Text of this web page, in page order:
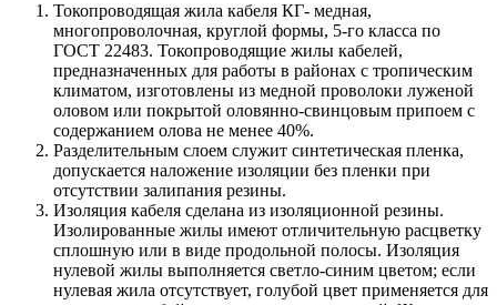
Токопроводящая жила кабеля КГ- медная,
многопроволочная, круглой формы, 5-го класса по
ГОСТ 22483. Токопроводящие жилы кабелей,
предназначенных для работы в районах с тропическим
климатом, изготовлены из медной проволоки луженой
оловом или покрытой оловянно-свинцовым припоем с
содержанием олова не менее 40%.
Разделительным слоем служит синтетическая пленка,
допускается наложение изоляции без пленки при
отсутствии залипания резины.
Изоляция кабеля сделана из изоляционной резины.
Изолированные жилы имеют отличительную расцветку
сплошную или в виде продольной полосы. Изоляция
нулевой жилы выполняется светло-синим цветом; если
нулевая жила отсутствует, голубой цвет применяется для